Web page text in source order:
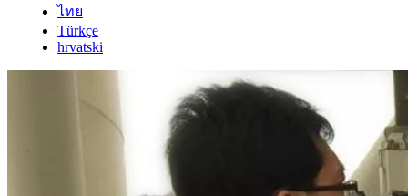
ไทย
Türkçe
hrvatski